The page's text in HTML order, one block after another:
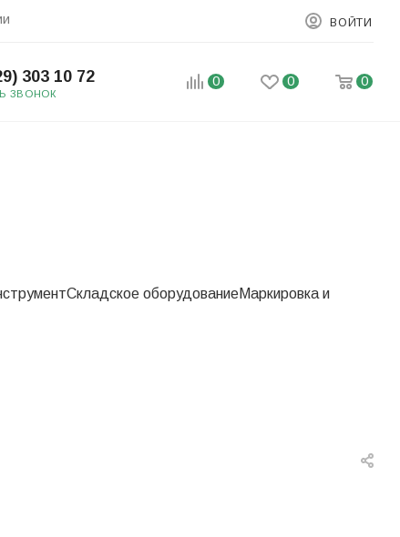
ВОЙТИ
303 10 72
ЗВОНОК
0 0 0
Складское оборудованиеМаркировка и